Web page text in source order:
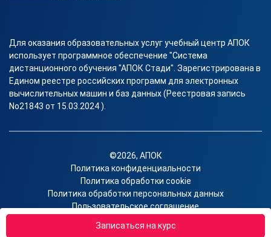
Записаться на курс
Для оказания образовательных услуг учебный центр АПОК
использует программное обеспечение "Система
дистанционного обучения "АПОК Стади". Зарегистрирована в
Едином реестре российских программ для электронных
вычислительных машин и баз данных (Реестровая запись
No21843 от 15.03.2024 ).
©2026, АПОК
Политика конфиденциальности
Политика обработки cookie
Политика обработки персональных данных
Пользовательское соглашение